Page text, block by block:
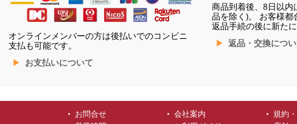
オンラインメンバーの方は後払いでのコンビニ
支払も可能です。
お支払いについて
商品到着後、8日以内
品を除く)。 お客様都
返品手続の後に新た
返品・交換につ
お問合せ 会社案内
規約